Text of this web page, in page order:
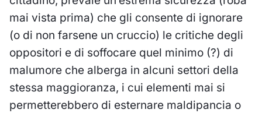
mai vista prima) che gli consente di ignorare
(o di non farsene un cruccio) le critiche degli
oppositori e di soffocare quel minimo (?) di
malumore che alberga in alcuni settori della
stessa maggioranza, i cui elementi mai si
permetterebbero di esternare maldipancia o